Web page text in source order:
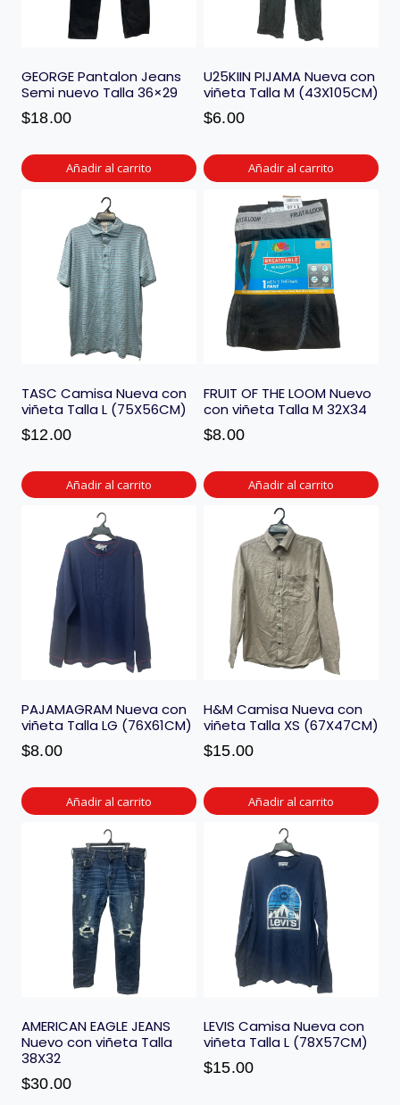
GEORGE Pantalon Jeans
Semi nuevo Talla 36×29
$18.00
Añadir al carrito
U25KIIN PIJAMA Nueva con
viñeta Talla M (43X105CM)
$6.00
Añadir al carrito
TASC Camisa Nueva con
viñeta Talla L (75X56CM)
$12.00
Añadir al carrito
FRUIT OF THE LOOM Nuevo
con viñeta Talla M 32X34
$8.00
Añadir al carrito
PAJAMAGRAM Nueva con
viñeta Talla LG (76X61CM)
$8.00
Añadir al carrito
H&M Camisa Nueva con
viñeta Talla XS (67X47CM)
$15.00
Añadir al carrito
AMERICAN EAGLE JEANS
Nuevo con viñeta Talla
38X32
$30.00
LEVIS Camisa Nueva con
viñeta Talla L (78X57CM)
$15.00